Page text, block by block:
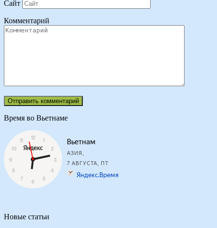
Сайт
Комментарий
Время во Вьетнаме
Новые статьи